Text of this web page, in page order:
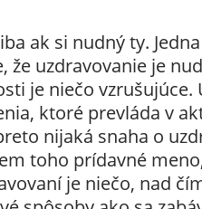
ak si nudný ty.
že uzdravovanie je
je niečo vzrušujúce.
ktoré prevláda v
nijaká snaha o
toho prídavné
je niečo, nad